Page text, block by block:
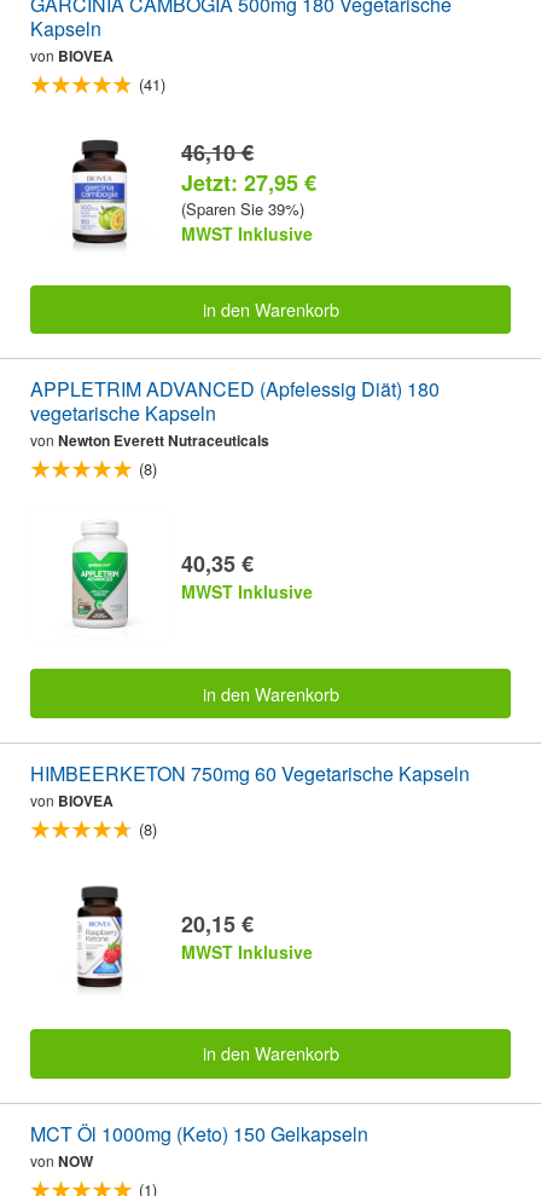
Kapseln
von BIOVEA
(41)
46,10 €
Jetzt: 27,95 €
(Sparen Sie 39%)
MWST Inklusive
in den Warenkorb
APPLETRIM ADVANCED (Apfelessig Diät) 180
vegetarische Kapseln
von Newton Everett Nutraceuticals
(8)
40,35 €
MWST Inklusive
in den Warenkorb
HIMBEERKETON 750mg 60 Vegetarische Kapseln
von BIOVEA
(8)
20,15 €
MWST Inklusive
in den Warenkorb
MCT Öl 1000mg (Keto) 150 Gelkapseln
von NOW
(1)